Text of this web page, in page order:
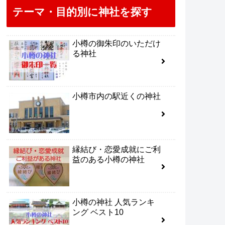
テーマ・目的別に神社を探す
小樽の御朱印のいただけ
る神社
小樽市内の駅近くの神社
縁結び・恋愛成就にご利
益のある小樽の神社
小樽の神社 人気ランキ
ング ベスト10